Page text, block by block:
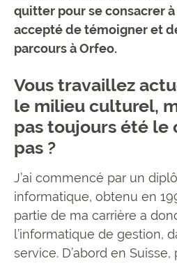
quitter pour se consacrer à
accepté de témoigner et
parcours à Orfeo.
Vous travaillez
le milieu culturel,
pas toujours été le
pas ?
J’ai commencé par un
informatique, obtenu en
partie de ma carrière a
l’informatique de gestion,
service. D’abord en